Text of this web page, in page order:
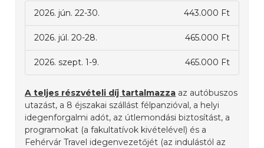
2026. jún. 22-30. 443.000 Ft
2026. júl. 20-28. 465.000 Ft
2026. szept. 1-9. 465.000 Ft
A teljes részvételi díj tartalmazza az autóbuszos
utazást, a 8 éjszakai szállást félpanzióval, a helyi
idegenforgalmi adót, az útlemondási biztosítást, a
programokat (a fakultatívok kivételével) és a
Fehérvár Travel idegenvezetőjét (az indulástól az